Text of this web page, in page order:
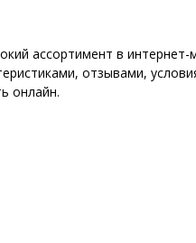
ассортимент в
отзывами,
онлайн.